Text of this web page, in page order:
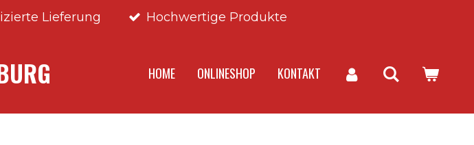
Lieferung Hochwertige Produkte
HOME ONLINESHOP KONTAKT